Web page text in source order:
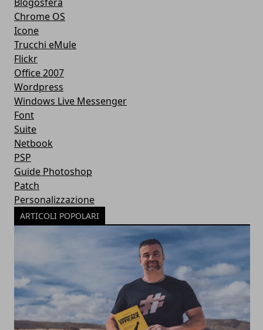
Chrome OS
Icone
Trucchi eMule
Flickr
Office 2007
Wordpress
Windows Live Messenger
Font
Suite
Netbook
PSP
Guide Photoshop
Patch
Personalizzazione
ARTICOLI POPOLARI